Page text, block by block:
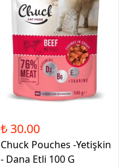
₺ 30.00
Chuck Pouches -Yetişkin
- Dana Etli 100 G